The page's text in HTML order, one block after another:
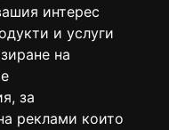
интерес
и услуги
на
, за
реклами които